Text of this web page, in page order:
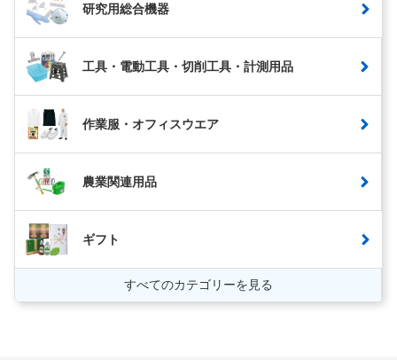
研究用総合機器
工具・電動工具・切削工具・計測用品
作業服・オフィスウエア
農業関連用品
ギフト
すべてのカテゴリーを見る